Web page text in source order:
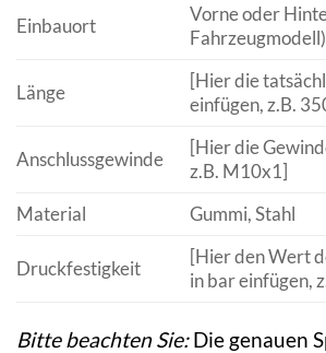
Einbauort
Vorne oder
Fahrzeugmodell)
Länge
[Hier die
einfügen, z.B.
Anschlussgewinde
[Hier die
z.B. M10x1]
Material
Gummi, Stahl
Druckfestigkeit
[Hier den Wert
in bar einfügen,
Bitte beachten Sie:Die genauen